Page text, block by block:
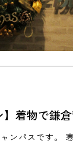
】着物で鎌
ンパスです。